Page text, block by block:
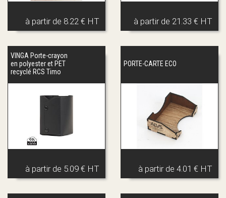
à partir de 8.22 € HT à partir de 21.33 € HT
VINGA Porte-crayon
en polyester et PET
recyclé RCS Timo
à partir de 5.09 € HT
PORTE-CARTE ECO
à partir de 4.01 € HT